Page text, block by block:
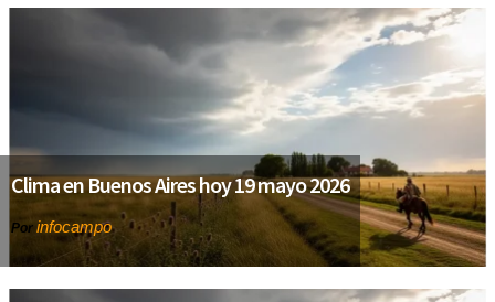
Clima en Buenos Aires hoy 19 mayo 2026
Por infocampo